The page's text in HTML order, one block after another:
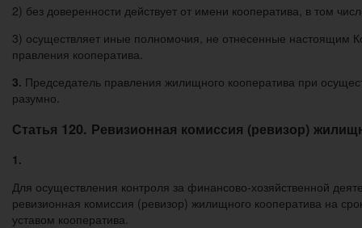
2) без доверенности действует от имени кооператива, в том
3) осуществляет иные полномочия, не отнесенные настоящим
правления кооператива.
3. Председатель правления жилищного кооператива при
разумно.
Статья 120. Ревизионная комиссия (ревизор)
1.
Для осуществления контроля за финансово-хозяйственной
ревизионная комиссия (ревизор) жилищного кооператива на
уставом кооператива.